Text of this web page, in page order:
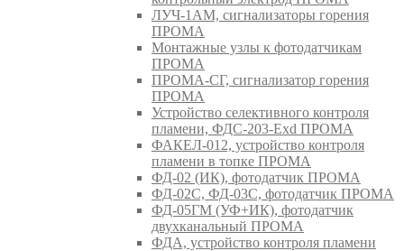
ЛУЧ-1АМ, сигнализаторы горения
ПРОМА
Монтажные узлы к фотодатчикам
ПРОМА
ПРОМА-СГ, сигнализатор горения
ПРОМА
Устройство селективного контроля
пламени, ФДС-203-Exd ПРОМА
ФАКЕЛ-012, устройство контроля
пламени в топке ПРОМА
ФД-02 (ИК), фотодатчик ПРОМА
ФД-02С, ФД-03С, фотодатчик ПРОМА
ФД-05ГМ (УФ+ИК), фотодатчик
двухканальный ПРОМА
ФДА, устройство контроля пламени